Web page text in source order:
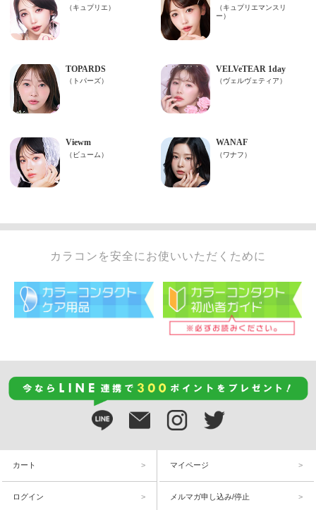
カラコンを安全にお使いいただくために
カート マイページ
ログイン メルマガ申し込み/停止